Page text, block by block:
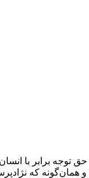
توجه برابر با
و همان‌گونه که